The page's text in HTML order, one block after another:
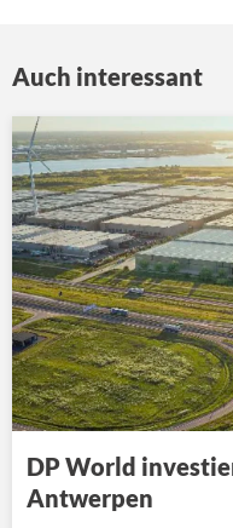
Auch interessant
DP World
Antwerpen